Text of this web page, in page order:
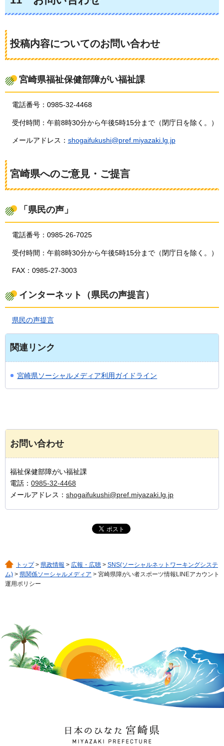
投稿内容についてのお問い合わせ
宮崎県福祉保健部障がい福祉課
電話番号：0985-32-4468
受付時間：午前8時30分から午後5時15分まで（閉庁日を除く。）
メールアドレス： shogaifukushi@pref.miyazaki.lg.jp
宮崎県へのご意見・ご提言
「県民の声」
電話番号：0985-26-7025
受付時間：午前8時30分から午後5時15分まで（閉庁日を除く。）
FAX：0985-27-3003
インターネット（県民の声提言）
県民の声提言
関連リンク
宮崎県ソーシャルメディア利用ガイドライン
お問い合わせ
福祉保健部障がい福祉課
電話： 0985-32-4468
メールアドレス： shogaifukushi@pref.miyazaki.lg.jp
トップ> 県政情報 > 広報・広聴 > SNS(ソーシャルネットワーキングシステ
ム) > 県関係ソーシャルメディア > 宮崎県障がい者スポーツ情報LINEアカウント
運用ポリシー
日本のひなた 宮崎県
MIYAZAKI PREFECTURE